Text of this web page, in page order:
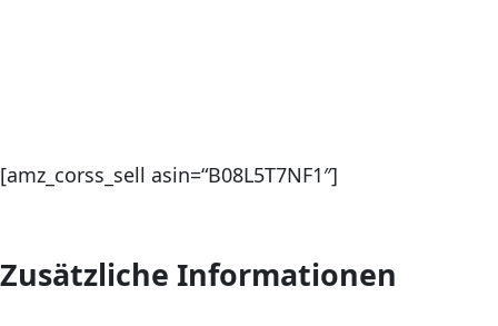
[amz_corss_sell asin=“B08L5T7NF1″]
Zusätzliche Informationen